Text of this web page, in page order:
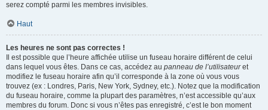
serez compté parmi les membres invisibles.
Haut
Les heures ne sont pas correctes !
Il est possible que l’heure affichée utilise un fuseau horaire différent de celui
dans lequel vous êtes. Dans ce cas, accédez au panneau de l’utilisateuret
modifiez le fuseau horaire afin qu’il corresponde à la zone où vous vous
trouvez (ex : Londres, Paris, New York, Sydney, etc.). Notez que la modification
du fuseau horaire, comme la plupart des paramètres, n’est accessible qu’aux
membres du forum. Donc si vous n’êtes pas enregistré, c’est le bon moment